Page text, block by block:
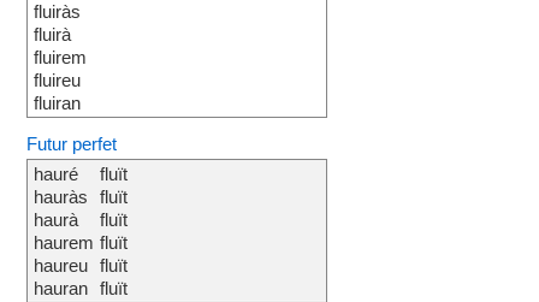
fluiràs
fluirà
fluirem
fluireu
fluiran
Futur perfet
hauré
hauràs
haurà
haurem
haureu
hauran
fluït
fluït
fluït
fluït
fluït
fluït